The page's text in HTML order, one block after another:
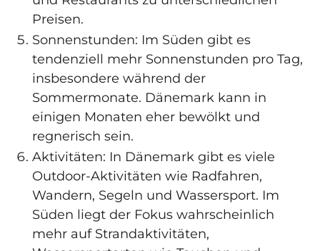
Preisen.
Sonnenstunden: Im Süden gibt es
tendenziell mehr Sonnenstunden pro Tag,
insbesondere während der
Sommermonate. Dänemark kann in
einigen Monaten eher bewölkt und
regnerisch sein.
Aktivitäten: In Dänemark gibt es viele
Outdoor-Aktivitäten wie Radfahren,
Wandern, Segeln und Wassersport. Im
Süden liegt der Fokus wahrscheinlich
mehr auf Strandaktivitäten,